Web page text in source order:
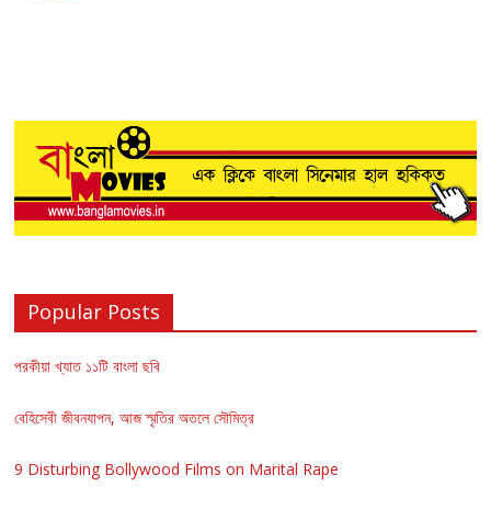
Popular Posts
পরকীয়া খ্যাত ১১টি বাংলা ছবি
বেহিসেবী জীবনযাপন, আজ স্মৃতির অতলে সৌমিত্র
9 Disturbing Bollywood Films on Marital Rape